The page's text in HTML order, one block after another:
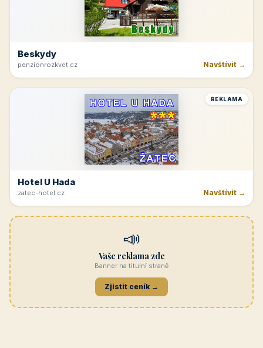
Beskydy
penzionrozkvet.cz Navštívit →
REKLAMA
Hotel U Hada
zatec-hotel.cz Navštívit →
📣
Vaše reklama zde
Banner na titulní straně
Zjistit ceník →